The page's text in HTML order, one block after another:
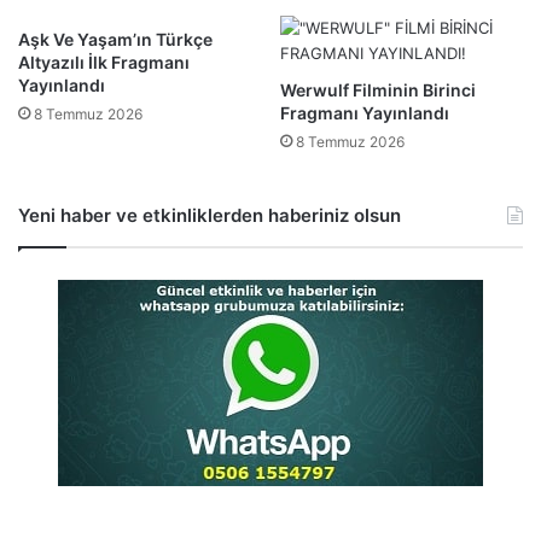
Aşk Ve Yaşam’ın Türkçe
Altyazılı İlk Fragmanı
Yayınlandı
8 Temmuz 2026
Werwulf Filminin Birinci
Fragmanı Yayınlandı
8 Temmuz 2026
Yeni haber ve etkinliklerden haberiniz olsun